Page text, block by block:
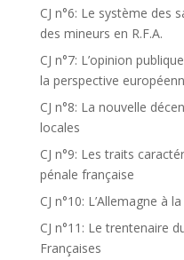
CJ n°6: Le système des
des mineurs en R.F.A.
CJ n°7: L’opinion
la perspective
CJ n°8: La nouvelle
locales
CJ n°9: Les traits
pénale française
CJ n°10: L’Allemagne à
CJ n°11: Le trentenaire
Françaises